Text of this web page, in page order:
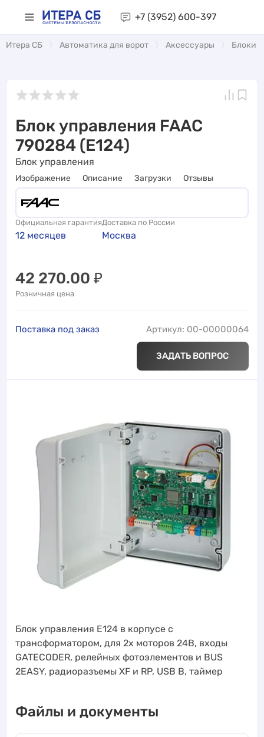
+7 (3952) 600-397
Итера СБ Автоматика для ворот Аксессуары Блоки
Блок управления FAAC
790284 (Е124)
Блок управления
Изображение Описание Загрузки Отзывы
Официальная гарантия
12 месяцев
Доставка по России
Москва
42 270.00 ₽
Розничная цена
Поставка под заказ Артикул: 00-00000064
ЗАДАТЬ ВОПРОС
Блок управления Е124 в корпусе с
трансформатором, для 2х моторов 24В, входы
GATECODER, релейных фотоэлементов и BUS
2EASY, радиоразъемы XF и RP, USB В, таймер
Файлы и документы